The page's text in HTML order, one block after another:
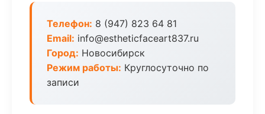
Телефон: 8 (947) 823 64 81
Email: info@estheticfaceart837.ru
Город: Новосибирск
Режим работы: Круглосуточно по
записи